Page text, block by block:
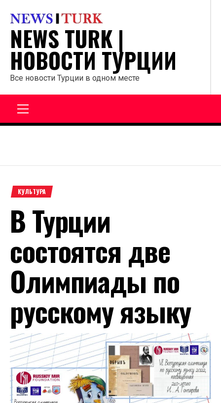
содержанию
NEWS TURK |
НОВОСТИ ТУРЦИИ
Все новости Турции в одном месте
КУЛЬТУРА
В Турции
состоятся две
Олимпиады по
русскому языку